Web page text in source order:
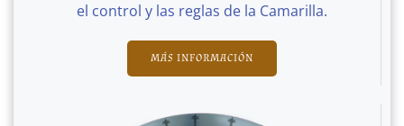
el control y las reglas de la Camarilla.
MÁS INFORMACIÓN